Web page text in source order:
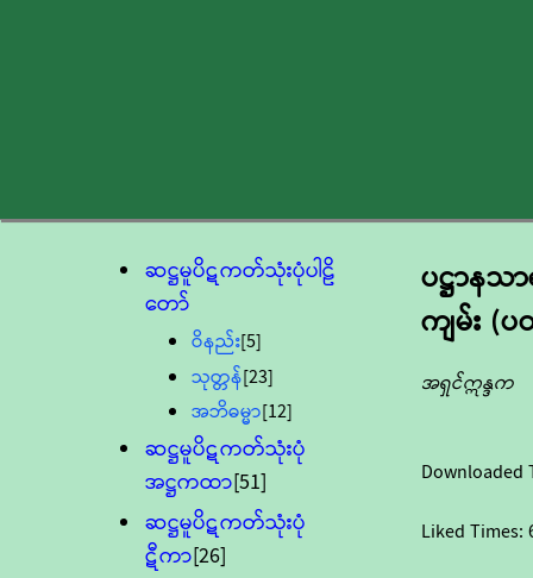
ဆဋ္ဌမူပိဋကတ်သုံးပုံပါဠိ
တော်
ဝိနည်း[5]
သုတ္တန်[23]
အဘိဓမ္မာ[12]
ဆဋ္ဌမူပိဋကတ်သုံးပုံ
အဋ္ဌကထာ[51]
ဆဋ္ဌမူပိဋကတ်သုံးပုံ
ဋီကာ[26]
ပဋ္ဌာနသ
ကျမ်း (
အရှင်ဣန္ဒက
Downloaded
Liked Times: